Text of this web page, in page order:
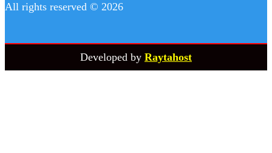
All rights reserved © 2026
Developed by Raytahost